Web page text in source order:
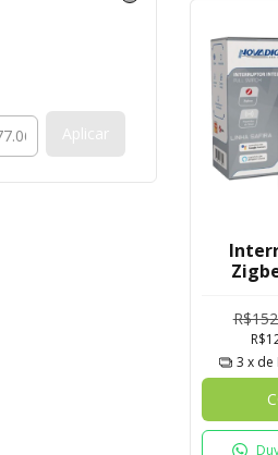
Aplicar
3 x de